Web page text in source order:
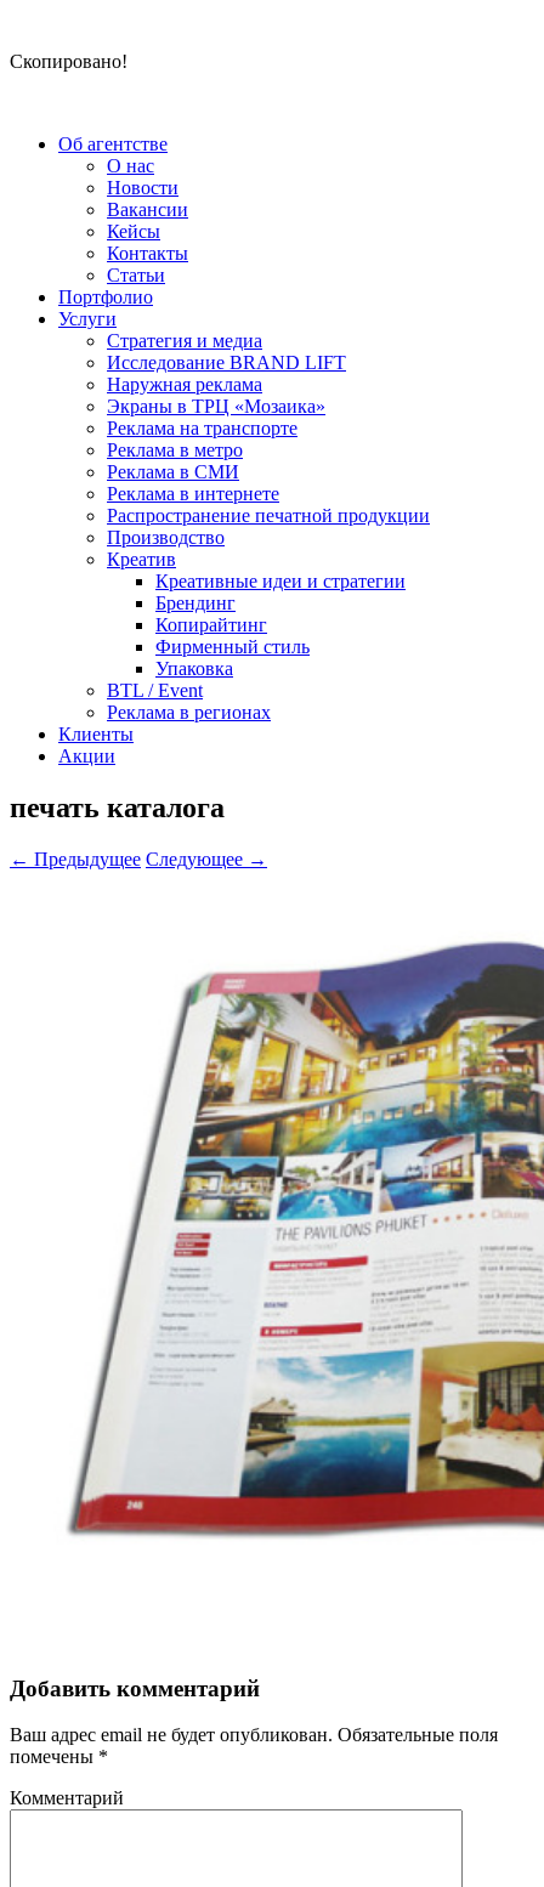
Скопировано!
Об агентстве
О нас
Новости
Вакансии
Кейсы
Контакты
Статьи
Портфолио
Услуги
Стратегия и медиа
Исследование BRAND LIFT
Наружная реклама
Экраны в ТРЦ «Мозаика»
Реклама на транспорте
Реклама в метро
Реклама в СМИ
Реклама в интернете
Распространение печатной продукции
Производство
Креатив
Креативные идеи и стратегии
Брендинг
Копирайтинг
Фирменный стиль
Упаковка
BTL / Event
Реклама в регионах
Клиенты
Акции
печать каталога
← Предыдущее Следующее →
Добавить комментарий
Ваш адрес email не будет опубликован. Обязательные поля
помечены *
Комментарий